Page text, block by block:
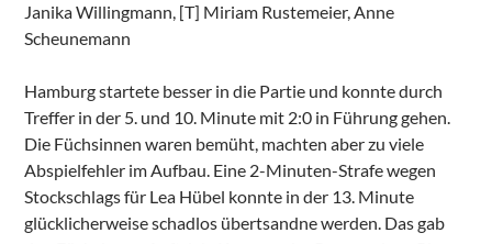
Janika Willingmann, [T] Miriam Rustemeier, Anne
Scheunemann
Hamburg startete besser in die Partie und konnte durch
Treffer in der 5. und 10. Minute mit 2:0 in Führung gehen.
Die Füchsinnen waren bemüht, machten aber zu viele
Abspielfehler im Aufbau. Eine 2-Minuten-Strafe wegen
Stockschlags für Lea Hübel konnte in der 13. Minute
glücklicherweise schadlos übertsandne werden. Das gab